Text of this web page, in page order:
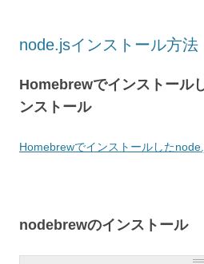
node.jsインストール方法
Homebrewでインストール
ンストール
Homebrewでインストールした
nodebrewのインストール